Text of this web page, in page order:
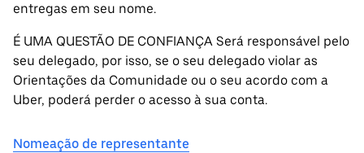
entregas em seu nome.
É UMA QUESTÃO DE CONFIANÇA Será responsável pelo
seu delegado, por isso, se o seu delegado violar as
Orientações da Comunidade ou o seu acordo com a
Uber, poderá perder o acesso à sua conta.
Nomeação de representante